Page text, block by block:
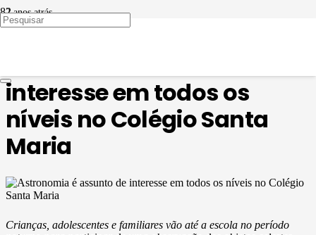
2 anos atrás
EDUCAÇÃO EM PAUTA
interesse em todos os
níveis no Colégio Santa
Maria
Crianças, adolescentes e familiares vão até a escola no período